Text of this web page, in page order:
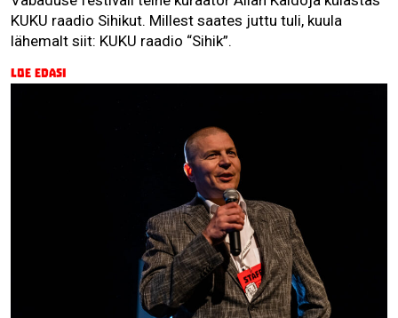
KUKU raadio Sihikut. Millest saates juttu tuli, kuula
lähemalt siit: KUKU raadio “Sihik”.
Loe edasi